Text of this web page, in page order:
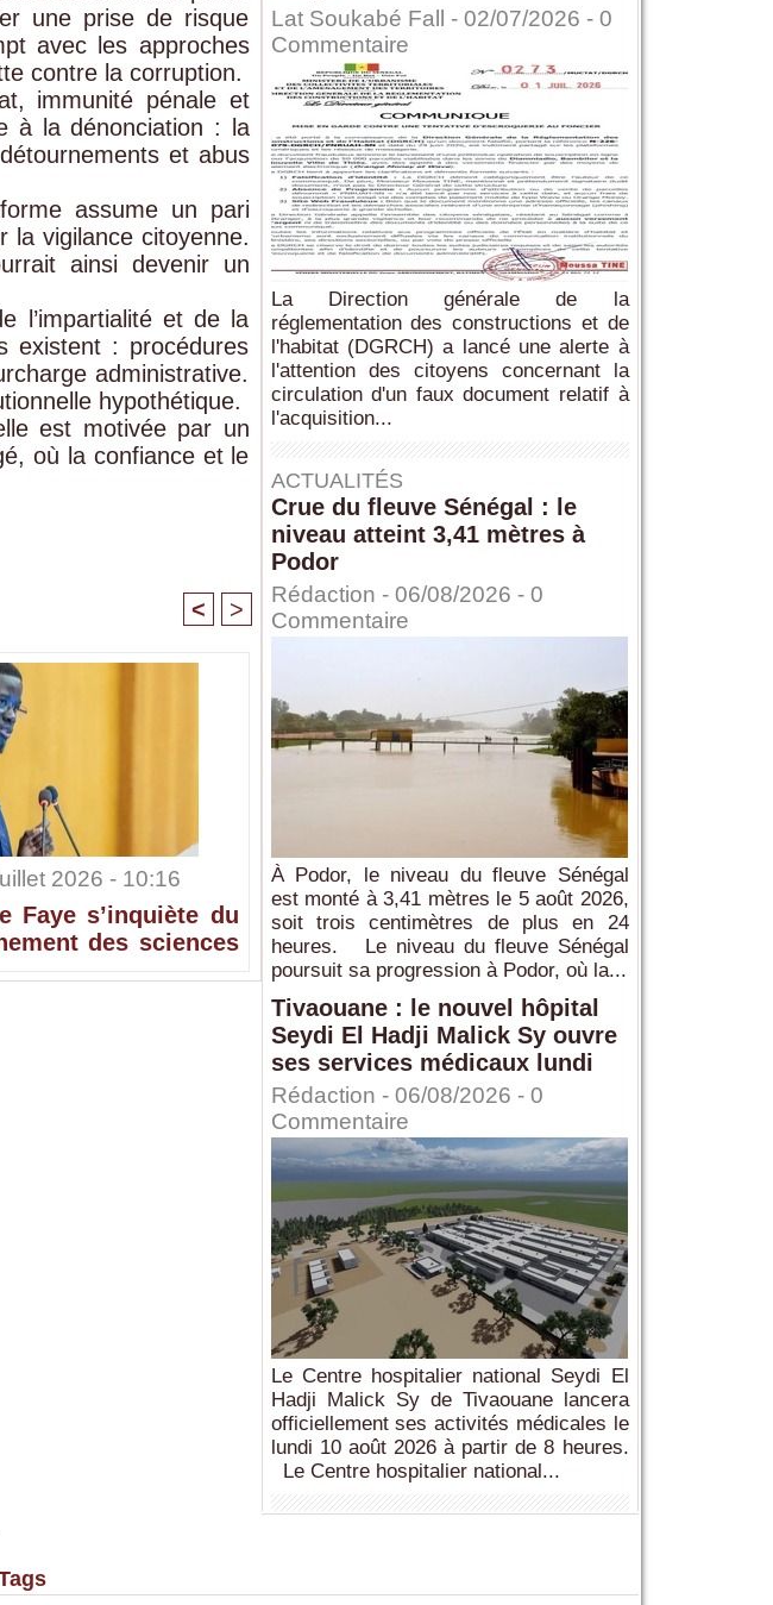
une prise de risque
avec les approches
contre la corruption.
immunité pénale et
à la dénonciation : la
et abus
assume un pari
la vigilance citoyenne.
ainsi devenir un
l’impartialité et de la
existent : procédures
administrative.
hypothétique.
est motivée par un
où la confiance et le
< >
2026 - 10:16
Faye s’inquiète du
des sciences
Lat Soukabé Fall - 02/07/2026 - 0
Commentaire
La Direction générale de la
réglementation des constructions et de
l'habitat (DGRCH) a lancé une alerte à
l'attention des citoyens concernant la
circulation d'un faux document relatif à
l'acquisition...
ACTUALITÉS
Crue du fleuve Sénégal : le
niveau atteint 3,41 mètres à
Podor
Rédaction - 06/08/2026 - 0
Commentaire
À Podor, le niveau du fleuve Sénégal
est monté à 3,41 mètres le 5 août 2026,
soit trois centimètres de plus en 24
heures. Le niveau du fleuve Sénégal
poursuit sa progression à Podor, où la...
Tivaouane : le nouvel hôpital
Seydi El Hadji Malick Sy ouvre
ses services médicaux lundi
Rédaction - 06/08/2026 - 0
Commentaire
Le Centre hospitalier national Seydi El
Hadji Malick Sy de Tivaouane lancera
officiellement ses activités médicales le
lundi 10 août 2026 à partir de 8 heures.
Le Centre hospitalier national...